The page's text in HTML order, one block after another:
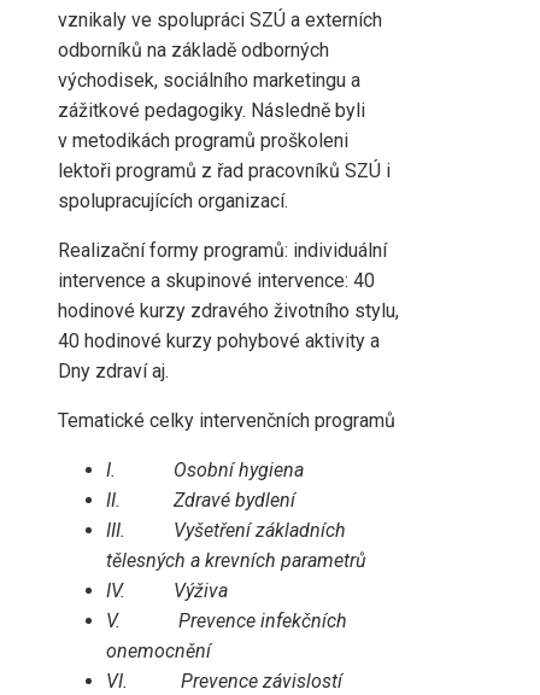
vznikaly ve spolupráci SZÚ a externích
odborníků na základě odborných
východisek, sociálního marketingu a
zážitkové pedagogiky. Následně byli
v metodikách programů proškoleni
lektoři programů z řad pracovníků SZÚ i
spolupracujících organizací.
Realizační formy programů: individuální
intervence a skupinové intervence: 40
hodinové kurzy zdravého životního stylu,
40 hodinové kurzy pohybové aktivity a
Dny zdraví aj.
Tematické celky intervenčních programů
I.
Osobní hygiena
II.
Zdravé bydlení
III.
Vyšetření základních
tělesných a krevních parametrů
IV.
Výživa
V.
Prevence infekčních
onemocnění
VI.
Prevence závislostí